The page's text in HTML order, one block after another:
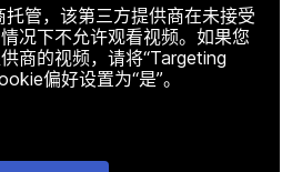
管，该第三方提供商在未接受
况下不允许观看视频。如果您
商的视频，请将“Targeting
偏好设置为“是”。